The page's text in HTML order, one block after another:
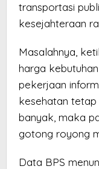
transportasi
kesejahteraan
Masalahnya,
harga
pekerjaan
kesehatan
banyak, maka
gotong royong
Data BPS